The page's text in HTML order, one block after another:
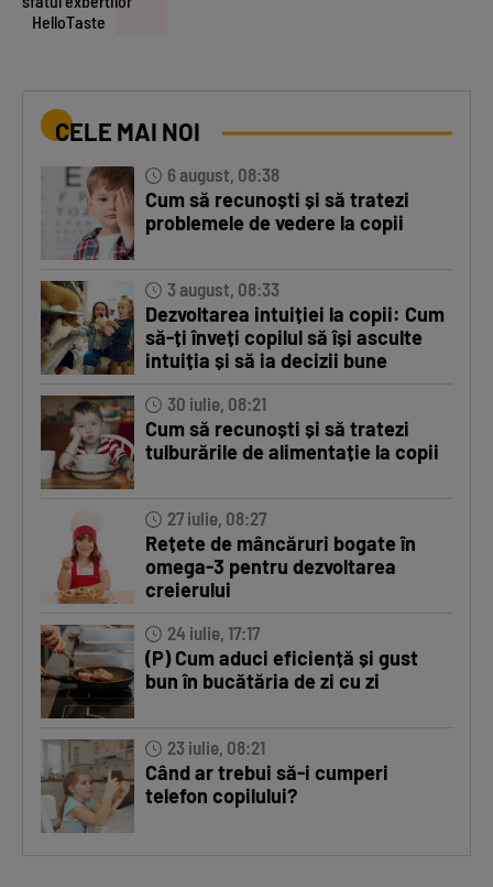
HelloTaste
CELE MAI NOI
6 august, 08:38
Cum să recunoști și să tratezi
problemele de vedere la copii
3 august, 08:33
Dezvoltarea intuiției la copii: Cum
să-ți înveți copilul să își asculte
intuiția și să ia decizii bune
30 iulie, 08:21
Cum să recunoști și să tratezi
tulburările de alimentație la copii
27 iulie, 08:27
Rețete de mâncăruri bogate în
omega-3 pentru dezvoltarea
creierului
24 iulie, 17:17
(P) Cum aduci eficiență și gust
bun în bucătăria de zi cu zi
23 iulie, 08:21
Când ar trebui să-i cumperi
telefon copilului?